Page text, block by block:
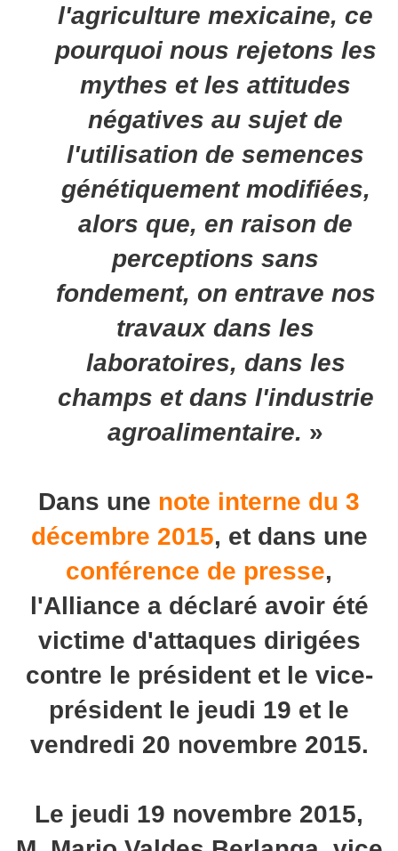
l'agriculture mexicaine, ce
pourquoi nous rejetons les
mythes et les attitudes
négatives au sujet de
l'utilisation de semences
génétiquement modifiées,
alors que, en raison de
perceptions sans
fondement, on entrave nos
travaux dans les
laboratoires, dans les
champs et dans l'industrie
agroalimentaire. »
Dans une note interne du 3
décembre 2015, et dans une
conférence de presse,
l'Alliance a déclaré avoir été
victime d'attaques dirigées
contre le président et le vice-
président le jeudi 19 et le
vendredi 20 novembre 2015.
Le jeudi 19 novembre 2015,